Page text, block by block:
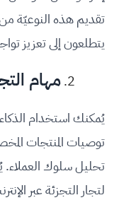
تقديم هذه النوعيّة
يتطلعون إلى تعزيز
مهام
يُمكنك استخدام الذكاء
توصيات المنتجات
تحليل سلوك
لتجار التجزئة عبر